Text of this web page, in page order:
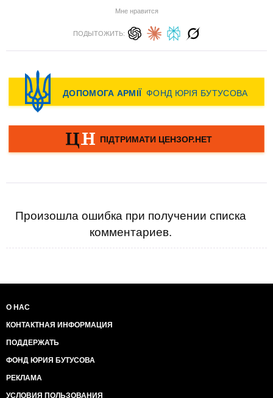
Мне нравится
ПОДЫТОЖИТЬ:
Произошла ошибка при получении списка
комментариев.
О НАС
КОНТАКТНАЯ ИНФОРМАЦИЯ
ПОДДЕРЖАТЬ
ФОНД ЮРИЯ БУТУСОВА
РЕКЛАМА
УСЛОВИЯ ПОЛЬЗОВАНИЯ